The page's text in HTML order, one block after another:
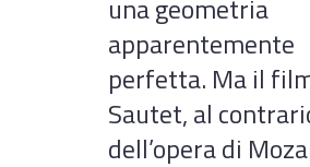
una geometria
apparentemente
perfetta. Ma il
Sautet, al
dell’opera di